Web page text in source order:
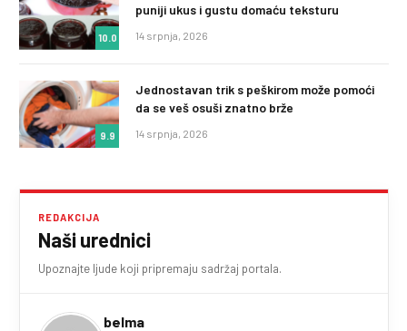
10.0
puniji ukus i gustu domaću teksturu
14 srpnja, 2026
9.9
Jednostavan trik s peškirom može pomoći
da se veš osuši znatno brže
14 srpnja, 2026
REDAKCIJA
Naši urednici
Upoznajte ljude koji pripremaju sadržaj portala.
belma